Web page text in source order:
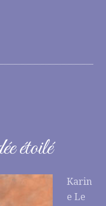
étoilé
Karin
e Le